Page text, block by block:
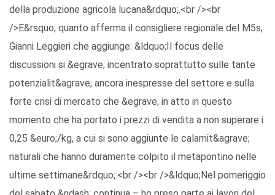
della produzione agricola lucana&rdquo;.<br /><br
/>E&rsquo; quanto afferma il consigliere regionale del M5s,
Gianni Leggieri che aggiunge: &ldquo;Il focus delle
discussioni si &egrave; incentrato soprattutto sulle tante
potenzialit&agrave; ancora inespresse del settore e sulla
forte crisi di mercato che &egrave; in atto in questo
momento che ha portato i prezzi di vendita a non superare i
0,25 &euro;/kg, a cui si sono aggiunte le calamit&agrave;
naturali che hanno duramente colpito il metapontino nelle
ultime settimane&rdquo;.<br /><br />&ldquo;Nel pomeriggio